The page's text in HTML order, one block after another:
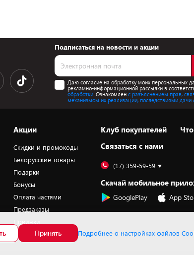
Подписаться на новости и акции
Даю согласие на обработку моих персональных
рекламно-информационной рассылки в
обработки. Ознакомлен с разъяснением прав,
механизмом их реализации, последствиями дачи
Акции
Скидки и промокоды
Белорусские товары
Подарки
Бонусы
Оплата частями
Предзаказы
Клуб покупателей
Cвязаться с нами
(17) 359-59-59
Скачай мобильное
GooglePlay App
Принять Подробнее о настройках файлов